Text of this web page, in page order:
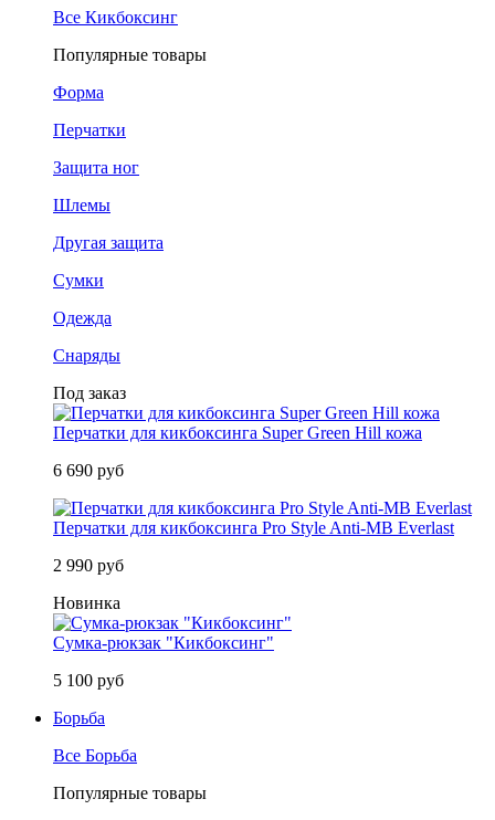
Все Кикбоксинг
Популярные товары
Форма
Перчатки
Защита ног
Шлемы
Другая защита
Сумки
Одежда
Снаряды
Под заказ
Перчатки для кикбоксинга Super Green Hill кожа
6 690 руб
Перчатки для кикбоксинга Pro Style Anti-MB Everlast
2 990 руб
Новинка
Сумка-рюкзак "Кикбоксинг"
5 100 руб
Борьба
Все Борьба
Популярные товары